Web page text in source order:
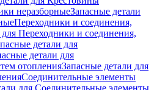
неразборныеЗапасные детали
Переходники и соединения,
Переходники и соединения,
детали для
детали для
отопленияЗапасные детали для
Соединительные элементы
для Соединительные элементы